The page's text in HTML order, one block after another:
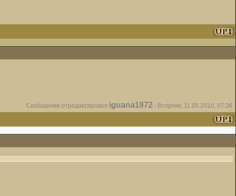
Сообщение отредактировал iguana1972 - Вторник, 11.05.2010, 07:36